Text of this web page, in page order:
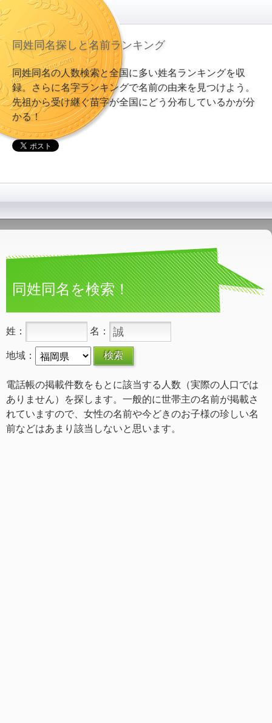
同姓同名探しと名前ランキング
同姓同名の人数検索と全国に多い姓名ランキングを収
録。さらに名字ランキングで名前の由来を見つけよう。
先祖から受け継ぐ苗字が全国にどう分布しているかが分
かる！
同姓同名を検索！
姓： 名：
地域：
電話帳の掲載件数をもとに該当する人数（実際の人口では
ありません）を探します。一般的に世帯主の名前が掲載さ
れていますので、女性の名前や今どきのお子様の珍しい名
前などはあまり該当しないと思います。